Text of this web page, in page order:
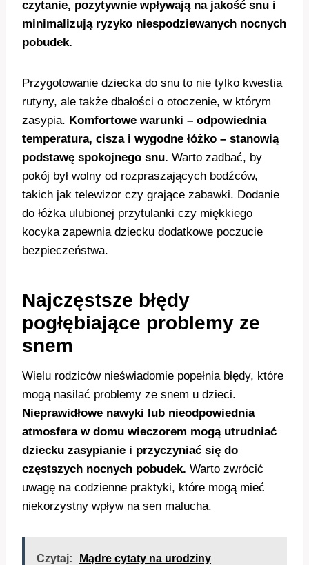
czytanie, pozytywnie wpływają na jakość snu i
minimalizują ryzyko niespodziewanych nocnych
pobudek.
Przygotowanie dziecka do snu to nie tylko kwestia
rutyny, ale także dbałości o otoczenie, w którym
zasypia. Komfortowe warunki – odpowiednia
temperatura, cisza i wygodne łóżko – stanowią
podstawę spokojnego snu. Warto zadbać, by
pokój był wolny od rozpraszających bodźców,
takich jak telewizor czy grające zabawki. Dodanie
do łóżka ulubionej przytulanki czy miękkiego
kocyka zapewnia dziecku dodatkowe poczucie
bezpieczeństwa.
Najczęstsze błędy
pogłębiające problemy ze
snem
Wielu rodziców nieświadomie popełnia błędy, które
mogą nasilać problemy ze snem u dzieci.
Nieprawidłowe nawyki lub nieodpowiednia
atmosfera w domu wieczorem mogą utrudniać
dziecku zasypianie i przyczyniać się do
częstszych nocnych pobudek. Warto zwrócić
uwagę na codzienne praktyki, które mogą mieć
niekorzystny wpływ na sen malucha.
Czytaj: Mądre cytaty na urodziny